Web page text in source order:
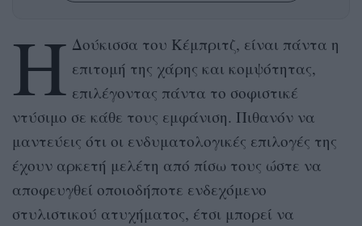
Η Δούκισσα του Kέμπριτζ, είναι πάντα η
επιτομή της χάρης και κομψότητας,
επιλέγοντας πάντα το σοφιστικέ
ντύσιμο σε κάθε τους εμφάνιση. Πιθανόν να
μαντεύεις ότι οι ενδυματολογικές επιλογές της
έχουν αρκετή μελέτη από πίσω τους ώστε να
αποφευγθεί οποιοδήποτε ενδεχόμενο
στυλιστικού ατυχήματος, έτσι μπορεί να